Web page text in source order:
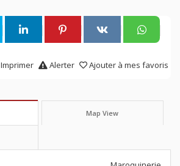
Ajouter à mes favoris
Alerter
Imprimer
Map View